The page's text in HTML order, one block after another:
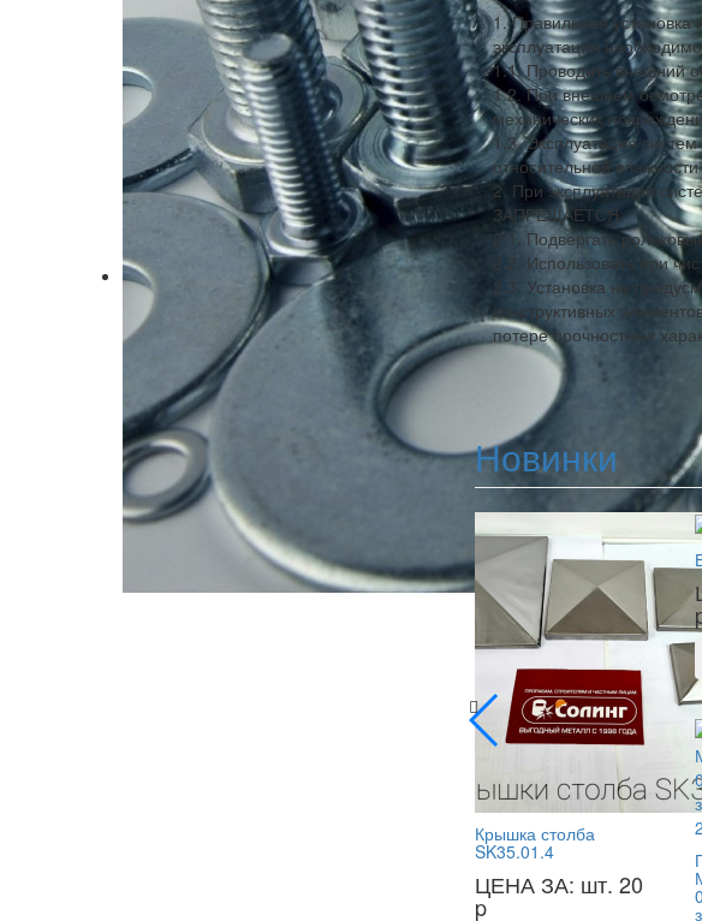
1. Правильная установка
эксплуатации
1.1. Проводить внешний
1.2. При внешнем осмотре
механических
1.3. Эксплуатация
относительной
2. При эксплуатации
ЗАПРЕЩАЕТСЯ:
2.1. Подвергать
2.2. Использовать при
2.3. Установка не
конструктивных
потере прочностных
Новинки
Крышка столба
SK35.01.4
ЦЕНА ЗА: шт. 20
p